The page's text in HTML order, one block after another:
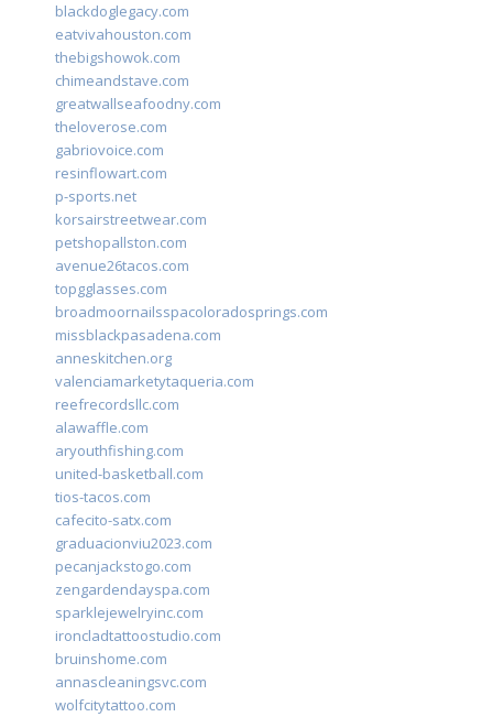
blackdoglegacy.com
eatvivahouston.com
thebigshowok.com
chimeandstave.com
greatwallseafoodny.com
theloverose.com
gabriovoice.com
resinflowart.com
p-sports.net
korsairstreetwear.com
petshopallston.com
avenue26tacos.com
topgglasses.com
broadmoornailsspacoloradosprings.com
missblackpasadena.com
anneskitchen.org
valenciamarketytaqueria.com
reefrecordsllc.com
alawaffle.com
aryouthfishing.com
united-basketball.com
tios-tacos.com
cafecito-satx.com
graduacionviu2023.com
pecanjackstogo.com
zengardendayspa.com
sparklejewelryinc.com
ironcladtattoostudio.com
bruinshome.com
annascleaningsvc.com
wolfcitytattoo.com